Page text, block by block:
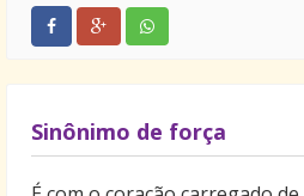
Sinônimo de força